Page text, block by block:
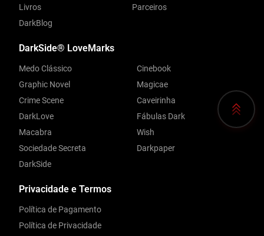
Privacidade e Termos
Política de Pagamento
Política de Privacidade
Livros
DarkBlog
Parceiros
DarkSide® LoveMarks
Medo Clássico
Graphic Novel
Crime Scene
DarkLove
Macabra
Sociedade Secreta
DarkSide
Cinebook
Magicae
Caveirinha
Fábulas Dark
Wish
Darkpaper